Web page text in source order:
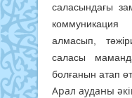
саласындағы
алмасып,
саласы
болғанын атап
Арал ауданы